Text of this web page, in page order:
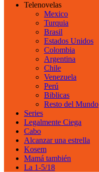
Telenovelas
Mexico
Turquia
Brasil
Estados Unidos
Colombia
Argentina
Chile
Venezuela
Perú
Biblicas
Resto del Mundo
Series
Legalmente Ciega
Cabo
Alcanzar una estrella
Kosem
Mamá también
La 1-5/18